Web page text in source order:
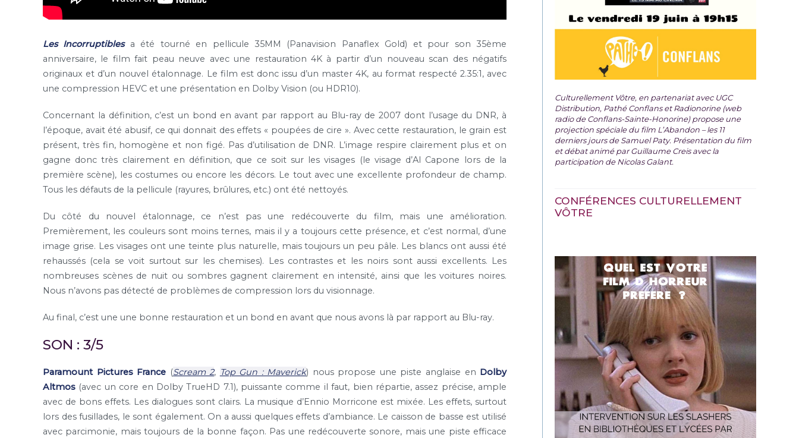
Les Incorruptiblesa été tourné en pellicule 35MM (Panavision Panaflex Gold) et pour son 35ème
anniversaire, le film fait peau neuve avec une restauration 4K à partir d’un nouveau scan des négatifs
originaux et d’un nouvel étalonnage. Le film est donc issu d’un master 4K, au format respecté 2.35:1, avec
une compression HEVC et une présentation en Dolby Vision (ou HDR10).
Concernant la définition, c’est un bond en avant par rapport au Blu-ray de 2007 dont l’usage du DNR, à
l’époque, avait été abusif, ce qui donnait des effets « poupées de cire ». Avec cette restauration, le grain est
présent, très fin, homogène et non figé. Pas d’utilisation de DNR. L’image respire clairement plus et on
gagne donc très clairement en définition, que ce soit sur les visages (le visage d’Al Capone lors de la
première scène), les costumes ou encore les décors. Le tout avec une excellente profondeur de champ.
Tous les défauts de la pellicule (rayures, brûlures, etc.) ont été nettoyés.
Du côté du nouvel étalonnage, ce n’est pas une redécouverte du film, mais une amélioration.
Premièrement, les couleurs sont moins ternes, mais il y a toujours cette présence, et c’est normal, d’une
image grise. Les visages ont une teinte plus naturelle, mais toujours un peu pâle. Les blancs ont aussi été
rehaussés (cela se voit surtout sur les chemises). Les contrastes et les noirs sont aussi excellents. Les
nombreuses scènes de nuit ou sombres gagnent clairement en intensité, ainsi que les voitures noires.
Nous n’avons pas détecté de problèmes de compression lors du visionnage.
Au final, c’est une une bonne restauration et un bond en avant que nous avons là par rapport au Blu-ray.
SON : 3/5
Paramount Pictures France (Scream 2, Top Gun : Maverick) nous propose une piste anglaise en Dolby
Altmos (avec un core en Dolby TrueHD 7.1), puissante comme il faut, bien répartie, assez précise, ample
avec de bons effets. Les dialogues sont clairs. La musique d’Ennio Morricone est mixée. Les effets, surtout
lors des fusillades, le sont également. On a aussi quelques effets d’ambiance. Le caisson de basse est utilisé
avec parcimonie, mais toujours de la bonne façon. Pas une redécouverte sonore, mais une piste efficace
Culturellement Vôtre, en partenariat avec UGC
Distribution, Pathé Conflans et Radionorine (web
radio de Conflans-Sainte-Honorine) propose une
projection spéciale du film L’Abandon – les 11
derniers jours de Samuel Paty. Présentation du film
et débat animé par Guillaume Creis avec la
participation de Nicolas Galant.
CONFÉRENCES CULTURELLEMENT
VÔTRE